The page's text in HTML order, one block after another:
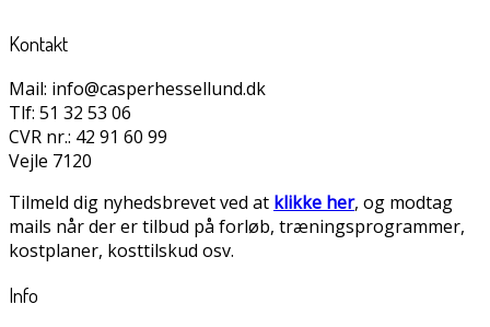
Kontakt
Mail: info@casperhessellund.dk
Tlf: 51 32 53 06
CVR nr.: 42 91 60 99
Vejle 7120
Tilmeld dig nyhedsbrevet ved at klikke her, og modtag
mails når der er tilbud på forløb, træningsprogrammer,
kostplaner, kosttilskud osv.
Info